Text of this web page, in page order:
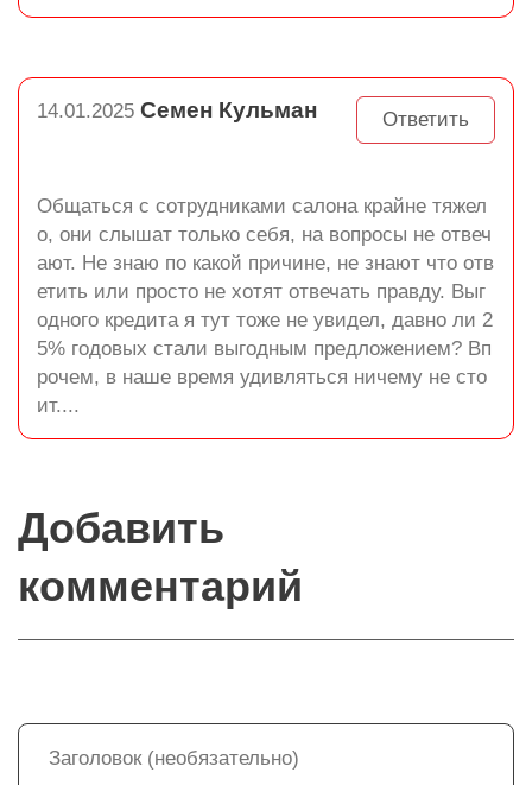
Ответить
14.01.2025 Семен Кульман
Общаться с сотрудниками салона крайне тяжел
о, они слышат только себя, на вопросы не отвеч
ают. Не знаю по какой причине, не знают что отв
етить или просто не хотят отвечать правду. Выг
одного кредита я тут тоже не увидел, давно ли 2
5% годовых стали выгодным предложением? Вп
рочем, в наше время удивляться ничему не сто
ит....
Добавить
комментарий